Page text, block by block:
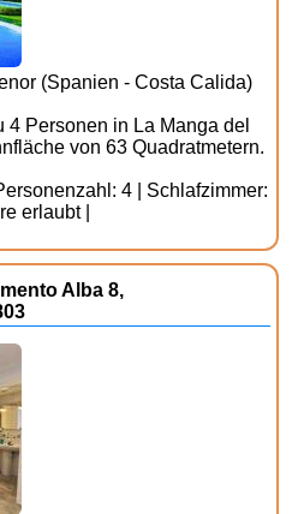
(Spanien - Costa Calida)
4 Personen in La Manga del
von 63 Quadratmetern.
4 | Schlafzimmer:
erlaubt |
Alba 8,